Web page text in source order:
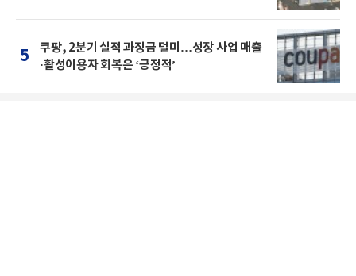
5
쿠팡, 2분기 실적 과징금 덜미…성장 사업 매출
·활성이용자 회복은 ‘긍정적’